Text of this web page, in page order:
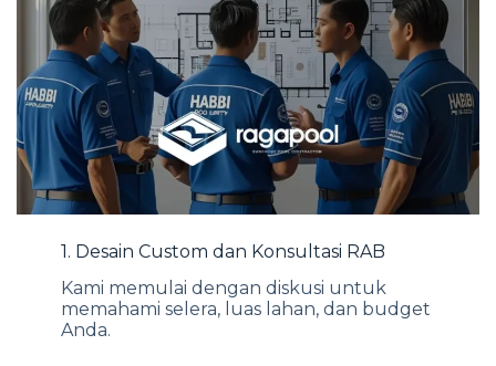
1. Desain Custom dan Konsultasi RAB
Kami memulai dengan diskusi untuk
memahami selera, luas lahan, dan budget
Anda.